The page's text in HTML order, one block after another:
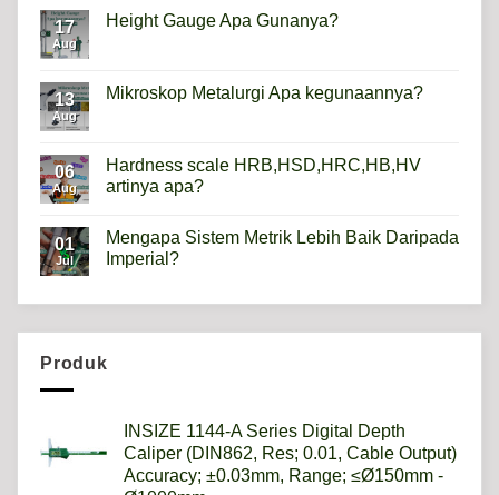
Apa
itu
17
Aug
Height Gauge Apa Gunanya?
Height
Gauge
13
Aug
Mikroskop Metalurgi Apa kegunaannya?
Mikroskop
Metalurgi
Apa
06
Aug
Hardness scale HRB,HSD,HRC,HB,HV
artinya apa?
on
Hardness
scale
01
Jul
Mengapa Sistem Metrik Lebih Baik Daripada
Imperial?
Lebih
Produk
INSIZE 1144-A Series Digital Depth
Caliper (DIN862, Res; 0.01, Cable Output)
Accuracy; ±0.03mm, Range; ≤Ø150mm -